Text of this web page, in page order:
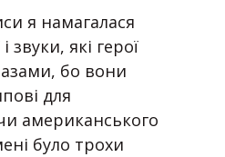
я намагалася
звуки, які герої
бо вони
для
американського
було трохи